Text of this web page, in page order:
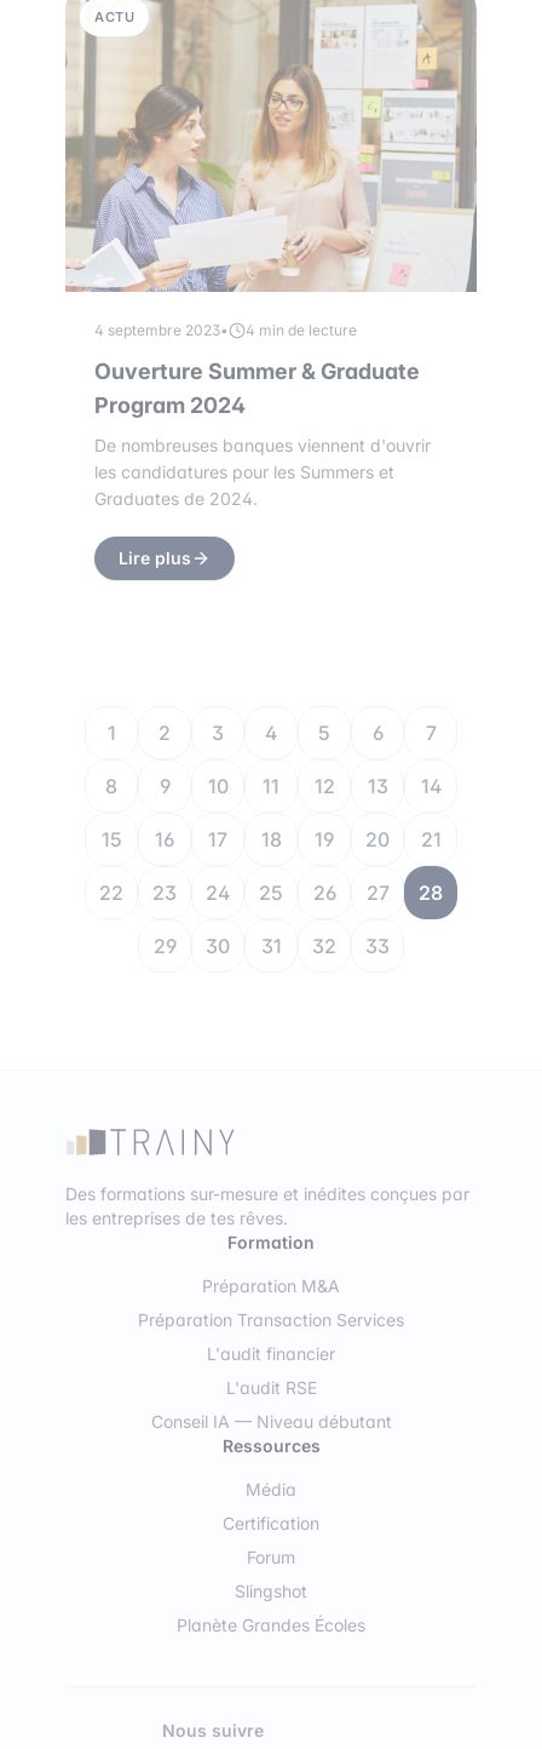
ACTU
4 septembre 2023• 4 min de lecture
Ouverture Summer & Graduate
Program 2024
De nombreuses banques viennent d'ouvrir
les candidatures pour les Summers et
Graduates de 2024.
Lire plus
1 2 3 4 5 6 7
8 9 10 11 12 13 14
15 16 17 18 19 20 21
22 23 24 25 26 27 28
29 30 31 32 33
Des formations sur-mesure et inédites conçues par
les entreprises de tes rêves.
Formation
Préparation M&A
Préparation Transaction Services
L'audit financier
L'audit RSE
Conseil IA — Niveau débutant
Ressources
Média
Certification
Forum
Slingshot
Planète Grandes Écoles
Nous suivre